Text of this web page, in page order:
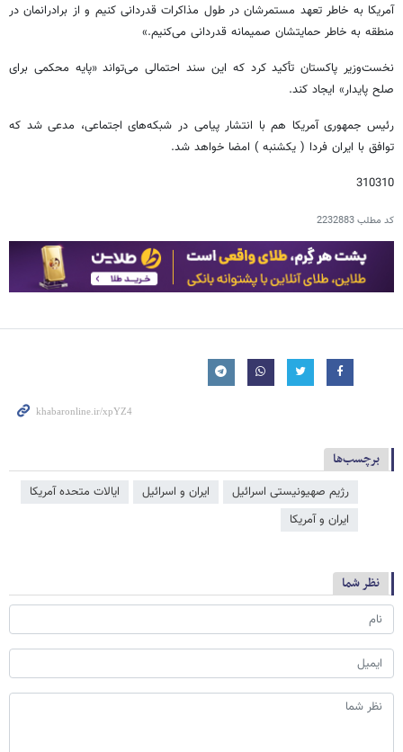
آمریکا به خاطر تعهد مستمرشان در طول مذاکرات قدردانی کنیم و از برادرانمان در
منطقه به خاطر حمایتشان صمیمانه قدردانی می‌کنیم.»
نخست‌وزیر پاکستان تأکید کرد که این سند احتمالی می‌تواند «پایه محکمی برای
صلح پایدار» ایجاد کند.
رئیس جمهوری آمریکا هم با انتشار پیامی در شبکه‌های اجتماعی، مدعی شد که
توافق با ایران فردا ( یکشنبه ) امضا خواهد شد.
310310
کد مطلب2232883
برچسب‌ها
رژیم صهیونیستی اسرائیل ایران و اسرائیل
ایالات متحده آمریکا
ایران و آمریکا
نظر شما